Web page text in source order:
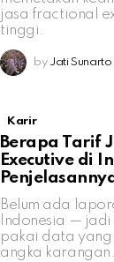
jasa fractional
tinggi.
by Jati Sunarto
Karir
Berapa Tarif
Executive di
Belum ada
Indonesia —
pakai data yang
angka karangan.